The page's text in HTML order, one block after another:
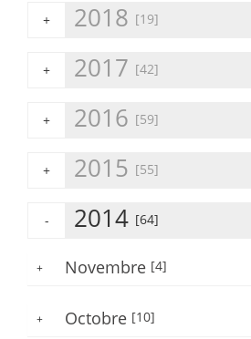
+ 2018 [19]
+ 2017 [42]
+ 2016 [59]
+ 2015 [55]
- 2014 [64]
+ Novembre [4]
+ Octobre [10]